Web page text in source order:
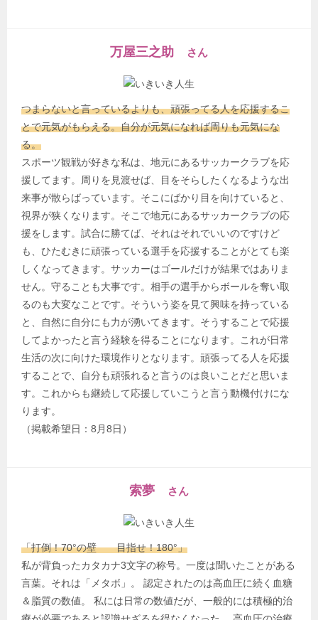
万屋三之助 さん
つまらないと言っているよりも、頑張ってる人を応援するこ
とで元気がもらえる。自分が元気になれば周りも元気にな
る。
スポーツ観戦が好きな私は、地元にあるサッカークラブを応
援してます。周りを見渡せば、目をそらしたくなるような出
来事が散らばっています。そこにばかり目を向けていると、
視界が狭くなります。そこで地元にあるサッカークラブの応
援をします。試合に勝てば、それはそれでいいのですけど
も、ひたむきに頑張っている選手を応援することがとても楽
しくなってきます。サッカーはゴールだけが結果ではありま
せん。守ることも大事です。相手の選手からボールを奪い取
るのも大変なことです。そういう姿を見て興味を持っている
と、自然に自分にも力が湧いてきます。そうすることで応援
してよかったと言う経験を得ることになります。これが日常
生活の次に向けた環境作りとなります。頑張ってる人を応援
することで、自分も頑張れると言うのは良いことだと思いま
す。これからも継続して応援していこうと言う動機付けにな
ります。
（掲載希望日：8月8日）
索夢 さん
「打倒！70°の壁 目指せ！180°」
私が背負ったカタカナ3文字の称号。一度は聞いたことがある
言葉。それは「メタボ」。 認定されたのは高血圧に続く血糖
＆脂質の数値。 私には日常の数値だが、一般的には積極的治